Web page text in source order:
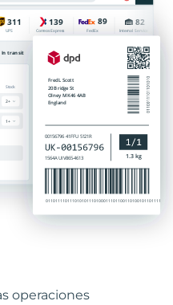
operaciones